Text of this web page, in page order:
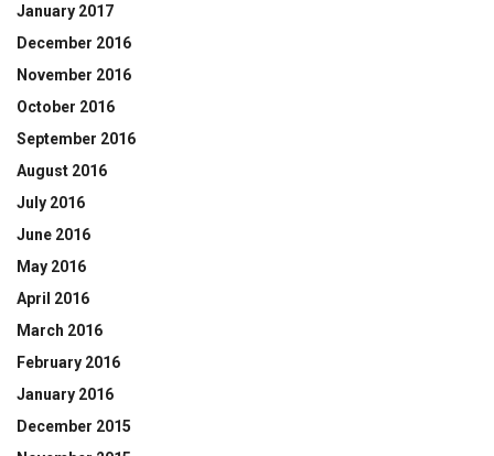
January 2017
December 2016
November 2016
October 2016
September 2016
August 2016
July 2016
June 2016
May 2016
April 2016
March 2016
February 2016
January 2016
December 2015